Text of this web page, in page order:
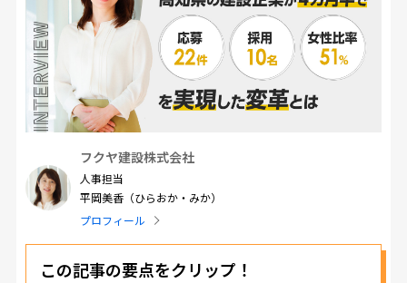
フクヤ建設株式会社
人事担当
平岡美香（ひらおか・みか）
プロフィール
この記事の要点をクリップ！